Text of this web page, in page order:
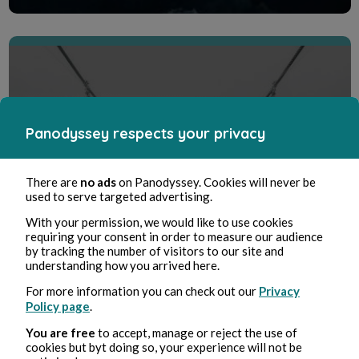
Et maintenant, le futur (du
voyage) ?
Haikus et sushis
Haikus et autres expérimentations au gré de
Entdecke den Creative Room
Panodyssey respects your privacy
There are no adson Panodyssey. Cookies will never be
used to serve targeted advertising.
With your permission, we would like to use cookies
requiring your consent in order to measure our audience
by tracking the number of visitors to our site and
understanding how you arrived here.
For more information you can check out our Privacy
Policy page.
You are free to accept, manage or reject the use of
cookies but byt doing so, your experience will not be